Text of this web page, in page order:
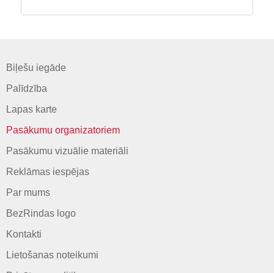
Biļešu iegāde
Palīdzība
Lapas karte
Pasākumu organizatoriem
Pasākumu vizuālie materiāli
Reklāmas iespējas
Par mums
BezRindas logo
Kontakti
Lietošanas noteikumi